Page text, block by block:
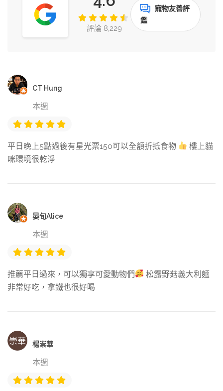
評論 8,229
寵物友善評
鑑
CT Hung
本週
平日晚上5點過後有星光票150可以全額折抵食物
樓上貓
咪環境很乾淨
晏旬Alice
本週
推薦平日過來，可以獨享可愛動物們
松露野菇義大利麵
非常好吃，拿鐵也很好喝
楊崇華
本週